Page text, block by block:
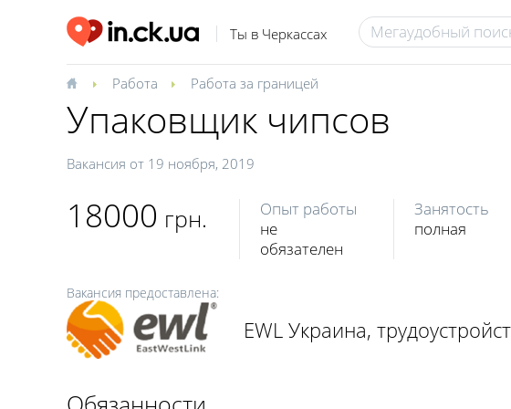
Ты в Черкассах
Работа Работа за границей
Упаковщик чипсов
Вакансия от 19 ноября, 2019
18000 грн.
Опыт работы
не
обязателен
Занятость
полная
Вакансия предоставлена:
EWL Украина,